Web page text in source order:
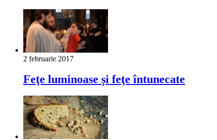
2 februarie 2017
Feţe luminoase și feţe întunecate